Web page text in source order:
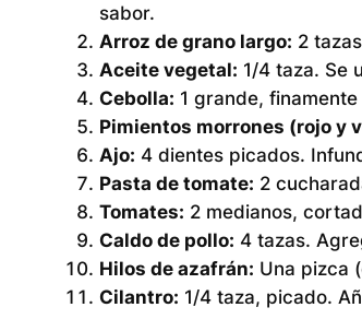
sabor.
Arroz de grano largo: 2
Aceite vegetal: 1/4 taza. Se
Cebolla: 1 grande,
Pimientos morrones (rojo y
Ajo: 4 dientes picados.
Pasta de tomate: 2
Tomates: 2 medianos,
Caldo de pollo: 4 tazas.
Hilos de azafrán: Una pizca
Cilantro: 1/4 taza, picado.